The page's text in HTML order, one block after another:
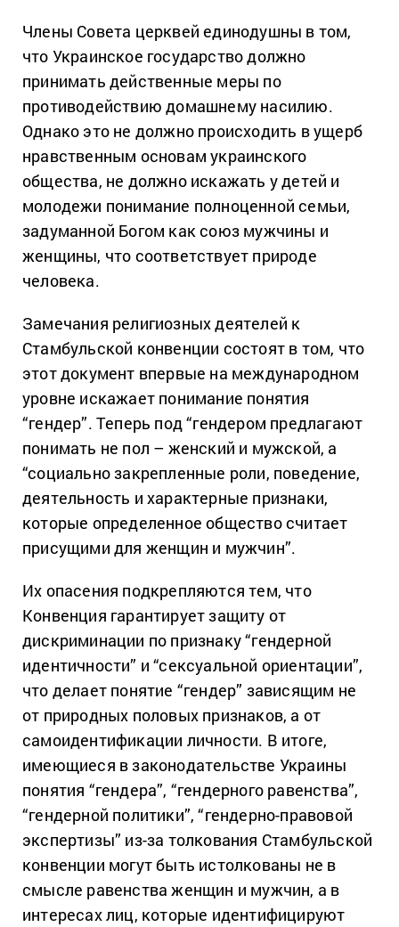
Члены Совета церквей единодушны в том,
что Украинское государство должно
принимать действенные меры по
противодействию домашнему насилию.
Однако это не должно происходить в ущерб
нравственным основам украинского
общества, не должно искажать у детей и
молодежи понимание полноценной семьи,
задуманной Богом как союз мужчины и
женщины, что соответствует природе
человека.
Замечания религиозных деятелей к
Стамбульской конвенции состоят в том, что
этот документ впервые на международном
уровне искажает понимание понятия
“гендер”. Теперь под “гендером предлагают
понимать не пол – женский и мужской, а
“социально закрепленные роли, поведение,
деятельность и характерные признаки,
которые определенное общество считает
присущими для женщин и мужчин”.
Их опасения подкрепляются тем, что
Конвенция гарантирует защиту от
дискриминации по признаку “гендерной
идентичности” и “сексуальной ориентации”,
что делает понятие “гендер” зависящим не
от природных половых признаков, а от
самоидентификации личности. В итоге,
имеющиеся в законодательстве Украины
понятия “гендера”, “гендерного равенства”,
“гендерной политики”, “гендерно-правовой
экспертизы” из-за толкования Стамбульской
конвенции могут быть истолкованы не в
смысле равенства женщин и мужчин, а в
интересах лиц, которые идентифицируют